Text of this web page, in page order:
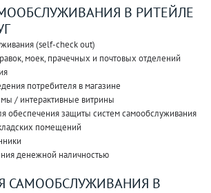
В РИТЕЙЛЕ
(self-check out)
моек, прачечных и почтовых отделений
потребителя в магазине
/ интерактивные витрины
обеспечения защиты систем самообслуживания
помещений
денежной наличностью
САМООБСЛУЖИВАНИЯ В